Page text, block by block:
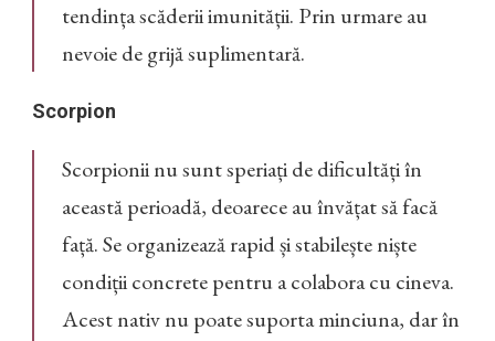
tendința scăderii imunității. Prin urmare au
nevoie de grijă suplimentară.
Scorpion
Scorpionii nu sunt speriați de dificultăți în
această perioadă, deoarece au învățat să facă
față. Se organizează rapid și stabilește niște
condiții concrete pentru a colabora cu cineva.
Acest nativ nu poate suporta minciuna, dar în